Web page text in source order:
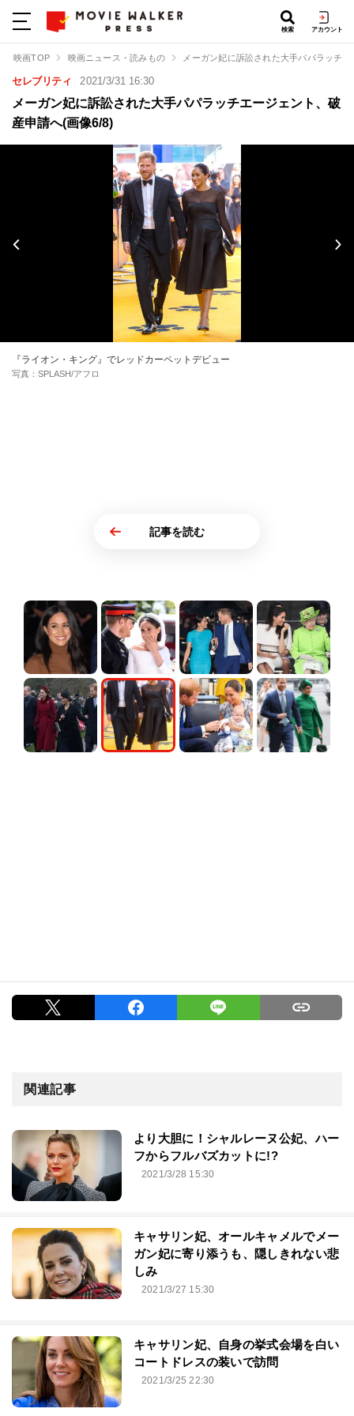
検索 アカウント
映画TOP 映画ニュース・読みもの メーガン妃に訴訟された大手パパラッチ
セレブリティ 2021/3/31 16:30
メーガン妃に訴訟された大手パパラッチエージェント、破
産申請へ(画像6/8)
『ライオン・キング』でレッドカーペットデビュー
写真：SPLASH/アフロ
記事を読む
関連記事
より大胆に！シャルレーヌ公妃、ハー
フからフルバズカットに!?
2021/3/28 15:30
キャサリン妃、オールキャメルでメー
ガン妃に寄り添うも、隠しきれない悲
しみ
2021/3/27 15:30
キャサリン妃、自身の挙式会場を白い
コートドレスの装いで訪問
2021/3/25 22:30